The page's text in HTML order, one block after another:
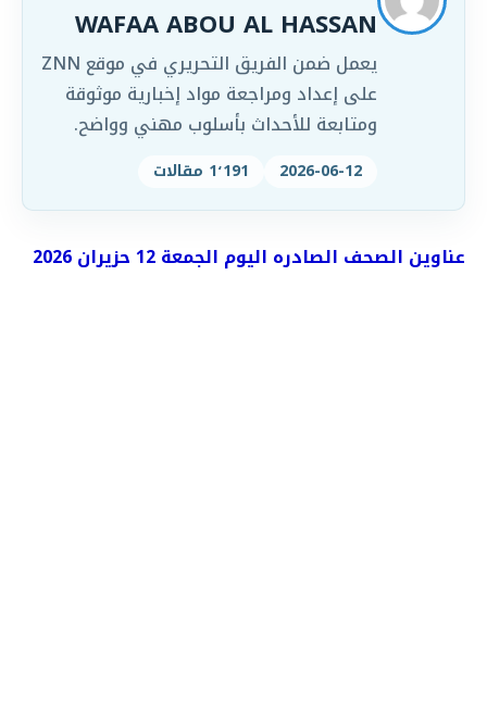
WAFAA ABOU AL HASSAN
يعمل ضمن الفريق التحريري في موقع ZNN
على إعداد ومراجعة مواد إخبارية موثوقة
ومتابعة للأحداث بأسلوب مهني وواضح.
2026-06-12 1٬191 مقالات
عناوين الصحف الصادره اليوم الجمعة 12 حزيران 2026